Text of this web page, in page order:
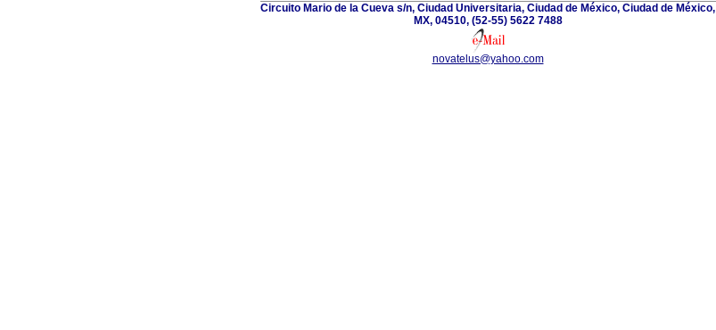
Circuito Mario de la Cueva s/n, Ciudad Universitaria, Ciudad de México, Ciudad de México,
MX, 04510, (52-55) 5622 7488
novatelus@yahoo.com